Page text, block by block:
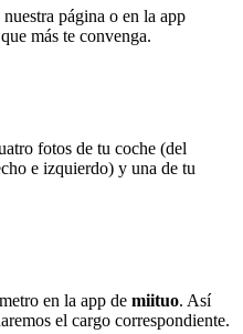
página o en la app
más te convenga.
fotos de tu coche (del
e izquierdo) y una de tu
en la app de miituo. Así
el cargo correspondiente.